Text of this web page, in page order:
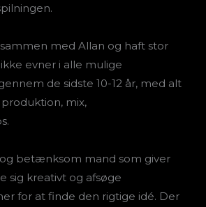
med Allan og haft stor
evner i alle mulige
de sidste 10-12 år, med alt
produktion, mix,
betænksom mand som giver
sig kreativt og afsøge
for at finde den rigtige idé. Der